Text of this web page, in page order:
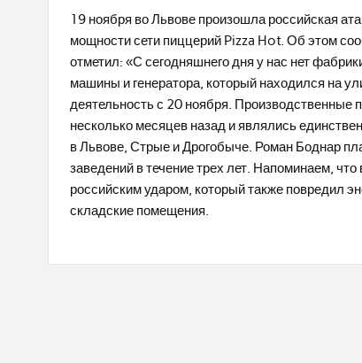
19 ноября во Львове произошла российская
мощности сети пиццерий Pizza Hot. Об этом
отметил: «С сегодняшнего дня у нас нет
машины и генератора, который находился на
деятельность с 20 ноября.
несколько месяцев назад и являлись
в Львове, Стрые и Дрогобыче. Роман Боднар
заведений в течение трех лет. Напоминаем,
российским ударом, который также повредил
складские помещения.